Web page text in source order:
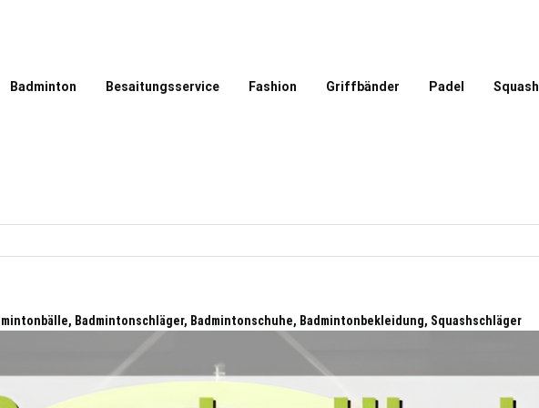
Badminton Besaitungsservice Fashion Griffbänder Padel Squash
Badmintonschläger, Badmintonschuhe, Badmintonbekleidung, Squashschläger